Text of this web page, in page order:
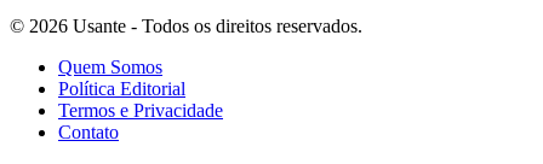
© 2026 Usante - Todos os direitos reservados.
Quem Somos
Política Editorial
Termos e Privacidade
Contato